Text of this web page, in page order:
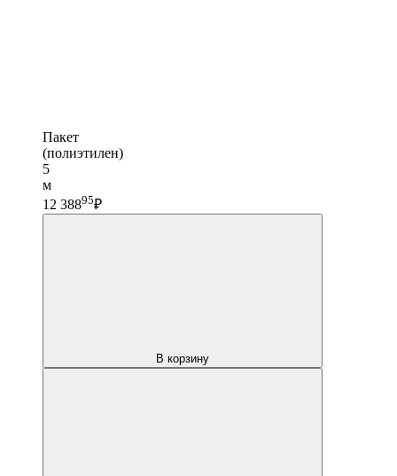
Пакет
(полиэтилен)
5
м
12 38895₽
В корзину